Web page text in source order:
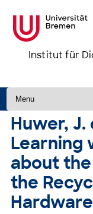
Institut für
Zum Inhalt springen
Huwer, J.
Learning
about
the
Hardware